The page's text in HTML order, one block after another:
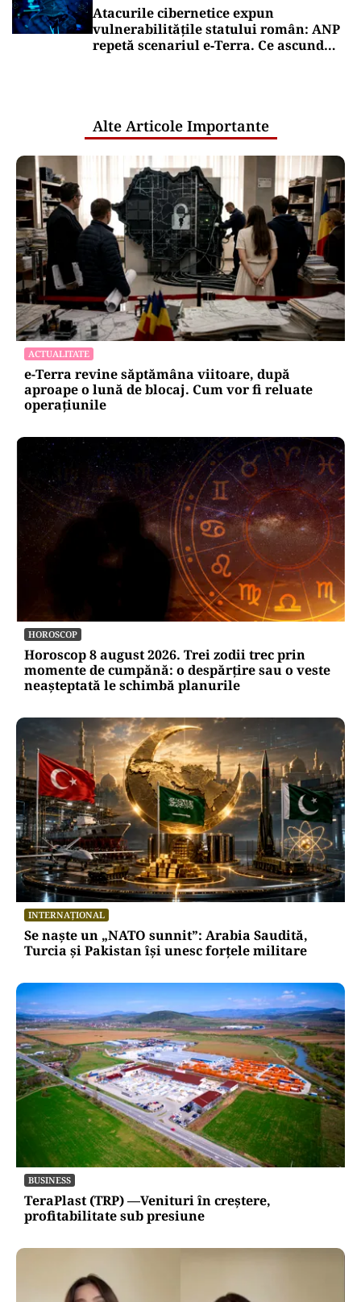
Atacurile cibernetice expun
vulnerabilitățile statului român: ANP
repetă scenariul e‑Terra. Ce ascund
Alte Articole Importante
ACTUALITATE
e-Terra revine săptămâna viitoare, după
aproape o lună de blocaj. Cum vor fi reluate
operațiunile
HOROSCOP
Horoscop 8 august 2026. Trei zodii trec prin
momente de cumpănă: o despărțire sau o veste
neașteptată le schimbă planurile
INTERNAȚIONAL
Se naște un „NATO sunnit”: Arabia Saudită,
Turcia și Pakistan își unesc forțele militare
BUSINESS
TeraPlast (TRP) —Venituri în creștere,
profitabilitate sub presiune